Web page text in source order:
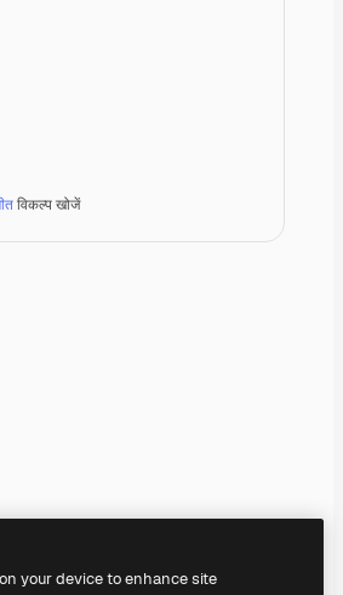
विकल्प खोजें
your device to enhance site